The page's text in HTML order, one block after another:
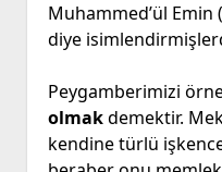
Muhammed’ül
diye
Peygamberimizi
olmakdemektir.
kendine türlü